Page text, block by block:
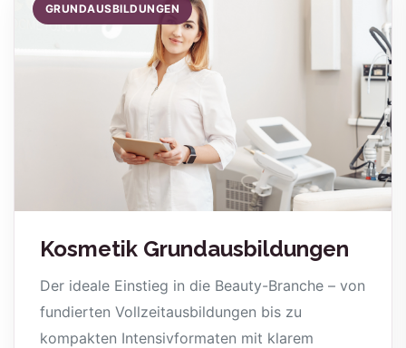
GRUNDAUSBILDUNGEN
Kosmetik Grundausbildungen
Der ideale Einstieg in die Beauty-Branche – von
fundierten Vollzeitausbildungen bis zu
kompakten Intensivformaten mit klarem